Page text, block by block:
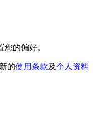
您的偏好。
的使用条款及个人资料